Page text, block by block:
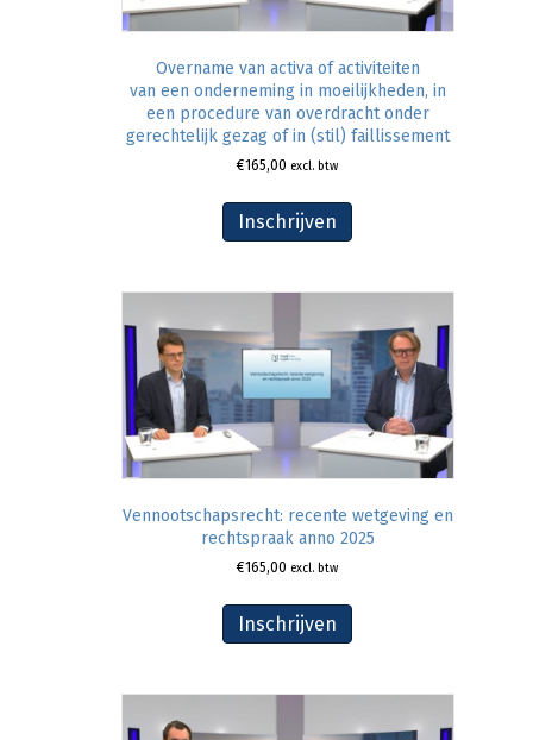
Overname van activa of activiteiten
van een onderneming in moeilijkheden, in
een procedure van overdracht onder
gerechtelijk gezag of in (stil) faillissement
€165,00 excl. btw
Inschrijven
Vennootschapsrecht: recente wetgeving en
rechtspraak anno 2025
€165,00 excl. btw
Inschrijven